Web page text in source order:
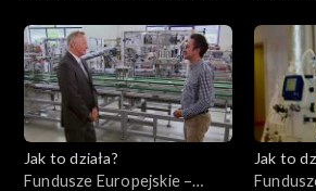
Jak to działa?
Fundusze Europejskie –
Jak to